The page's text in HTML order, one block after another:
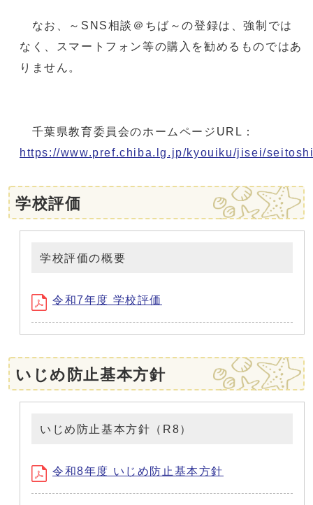
なお、～SNS相談＠ちば～の登録は、強制では
なく、スマートフォン等の購入を勧めるものではあ
りません。
千葉県教育委員会のホームページURL：
https://www.pref.chiba.lg.jp/kyouiku/jisei/
学校評価
学校評価の概要
令和7年度 学校評価
いじめ防止基本方針
いじめ防止基本方針（R8）
令和8年度 いじめ防止基本方針